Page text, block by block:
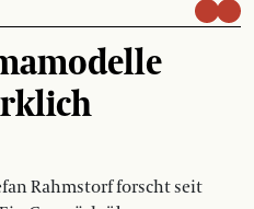
Rahmstorf forscht seit